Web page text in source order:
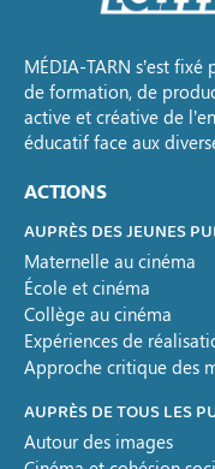
MÉDIA-TARN s’est
de formation, de
active et créative de
éducatif face aux
ACTIONS
AUPRÈS DES JEUNES
Maternelle au cinéma
École et cinéma
Collège au cinéma
Expériences de
Approche critique des
AUPRÈS DE TOUS LES
Autour des images